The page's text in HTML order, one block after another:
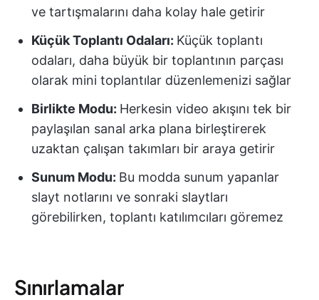
ve tartışmalarını daha kolay hale getirir
Küçük Toplantı Odaları: Küçük toplantı
odaları, daha büyük bir toplantının parçası
olarak mini toplantılar düzenlemenizi sağlar
Birlikte Modu: Herkesin video akışını tek bir
paylaşılan sanal arka plana birleştirerek
uzaktan çalışan takımları bir araya getirir
Sunum Modu: Bu modda sunum yapanlar
slayt notlarını ve sonraki slaytları
görebilirken, toplantı katılımcıları göremez
Sınırlamalar